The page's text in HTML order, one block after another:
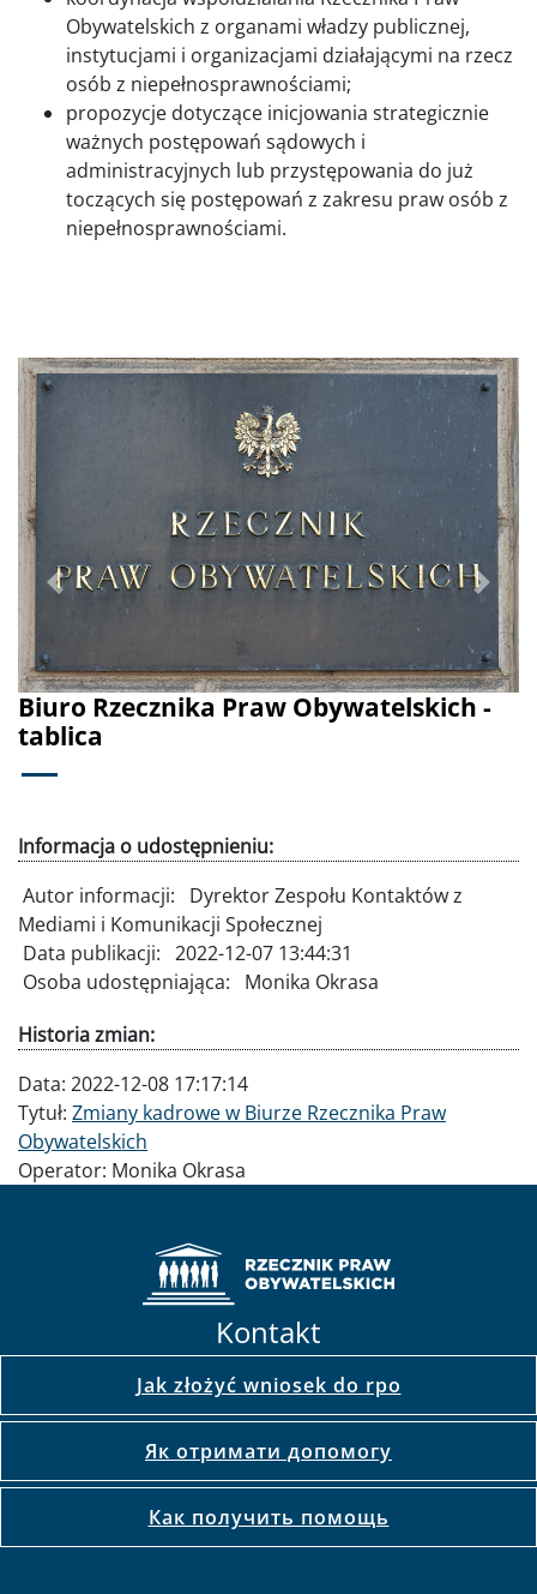
Obywatelskich z organami władzy publicznej,
instytucjami i organizacjami działającymi na rzecz
osób z niepełnosprawnościami;
propozycje dotyczące inicjowania strategicznie
ważnych postępowań sądowych i
administracyjnych lub przystępowania do już
toczących się postępowań z zakresu praw osób z
niepełnosprawnościami.
Biuro Rzecznika Praw Obywatelskich -
tablica
Poprzednie Dalej
Informacja o udostępnieniu:
Autor informacji:
Dyrektor Zespołu Kontaktów z
Mediami i Komunikacji Społecznej
Data publikacji: 2022-12-07 13:44:31
Osoba udostępniająca:
Monika Okrasa
Historia zmian:
Data: 2022-12-08 17:17:14
Tytuł: Zmiany kadrowe w Biurze Rzecznika Praw
Obywatelskich
Operator: Monika Okrasa
Kontakt
Jak złożyć wniosek do rpo
Як отримати допомогу
Как получить помощь